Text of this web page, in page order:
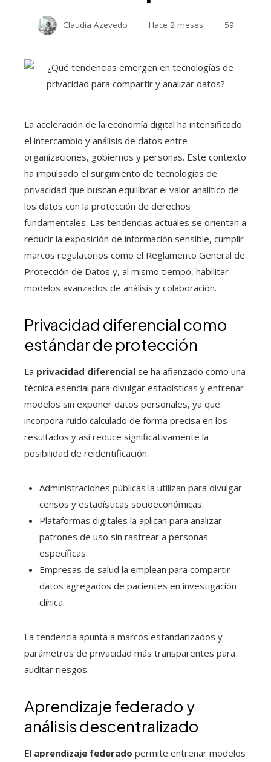
Claudia Azevedo Hace 2 meses 59
La aceleración de la economía digital ha intensificado
el intercambio y análisis de datos entre
organizaciones, gobiernos y personas. Este contexto
ha impulsado el surgimiento de tecnologías de
privacidad que buscan equilibrar el valor analítico de
los datos con la protección de derechos
fundamentales. Las tendencias actuales se orientan a
reducir la exposición de información sensible, cumplir
marcos regulatorios como el Reglamento General de
Protección de Datos y, al mismo tiempo, habilitar
modelos avanzados de análisis y colaboración.
Privacidad diferencial como
estándar de protección
La privacidad diferencial se ha afianzado como una
técnica esencial para divulgar estadísticas y entrenar
modelos sin exponer datos personales, ya que
incorpora ruido calculado de forma precisa en los
resultados y así reduce significativamente la
posibilidad de reidentificación.
Administraciones públicas la utilizan para divulgar
censos y estadísticas socioeconómicas.
Plataformas digitales la aplican para analizar
patrones de uso sin rastrear a personas
específicas.
Empresas de salud la emplean para compartir
datos agregados de pacientes en investigación
clínica.
La tendencia apunta a marcos estandarizados y
parámetros de privacidad más transparentes para
auditar riesgos.
Aprendizaje federado y
análisis descentralizado
El aprendizaje federado permite entrenar modelos